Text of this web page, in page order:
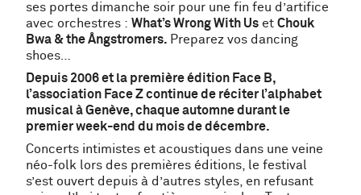
ses portes dimanche soir pour une fin feu d’artifice
avec orchestres : What’s Wrong With Us et Chouk
Bwa & the Ångstromers. Preparez vos dancing
shoes…
Depuis 2006 et la première édition Face B,
l’association Face Z continue de réciter l’alphabet
musical à Genève, chaque automne durant le
premier week-end du mois de décembre.
Concerts intimistes et acoustiques dans une veine
néo-folk lors des premières éditions, le festival
s’est ouvert depuis à d’autres styles, en refusant